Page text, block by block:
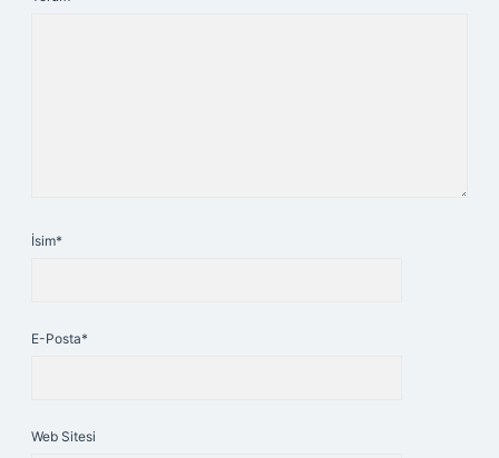
İsim*
E-Posta*
Web Sitesi